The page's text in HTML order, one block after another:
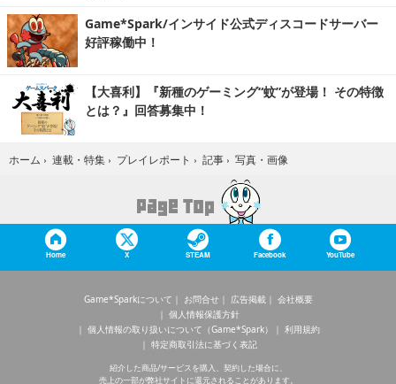
Game*Spark/インサイド公式ディスコードサーバー
好評稼働中！
【大喜利】『新種のゲーミング“蚊”が登場！ その特徴
とは？』回答募集中！
ホーム › 連載・特集 › プレイレポート › 記事 › 写真・画像
Home X STEAM Facebook YouTube
Game*Sparkについて お問合せ 広告掲載
会社概要
個人情報保護方針
個人情報の取り扱いについて（Game*Spark）
利用規約
特定商取引法に基づく表記
紹介した商品/サービスを購入、契約した場合に、
売上の一部が弊社サイトに還元されることがあります。